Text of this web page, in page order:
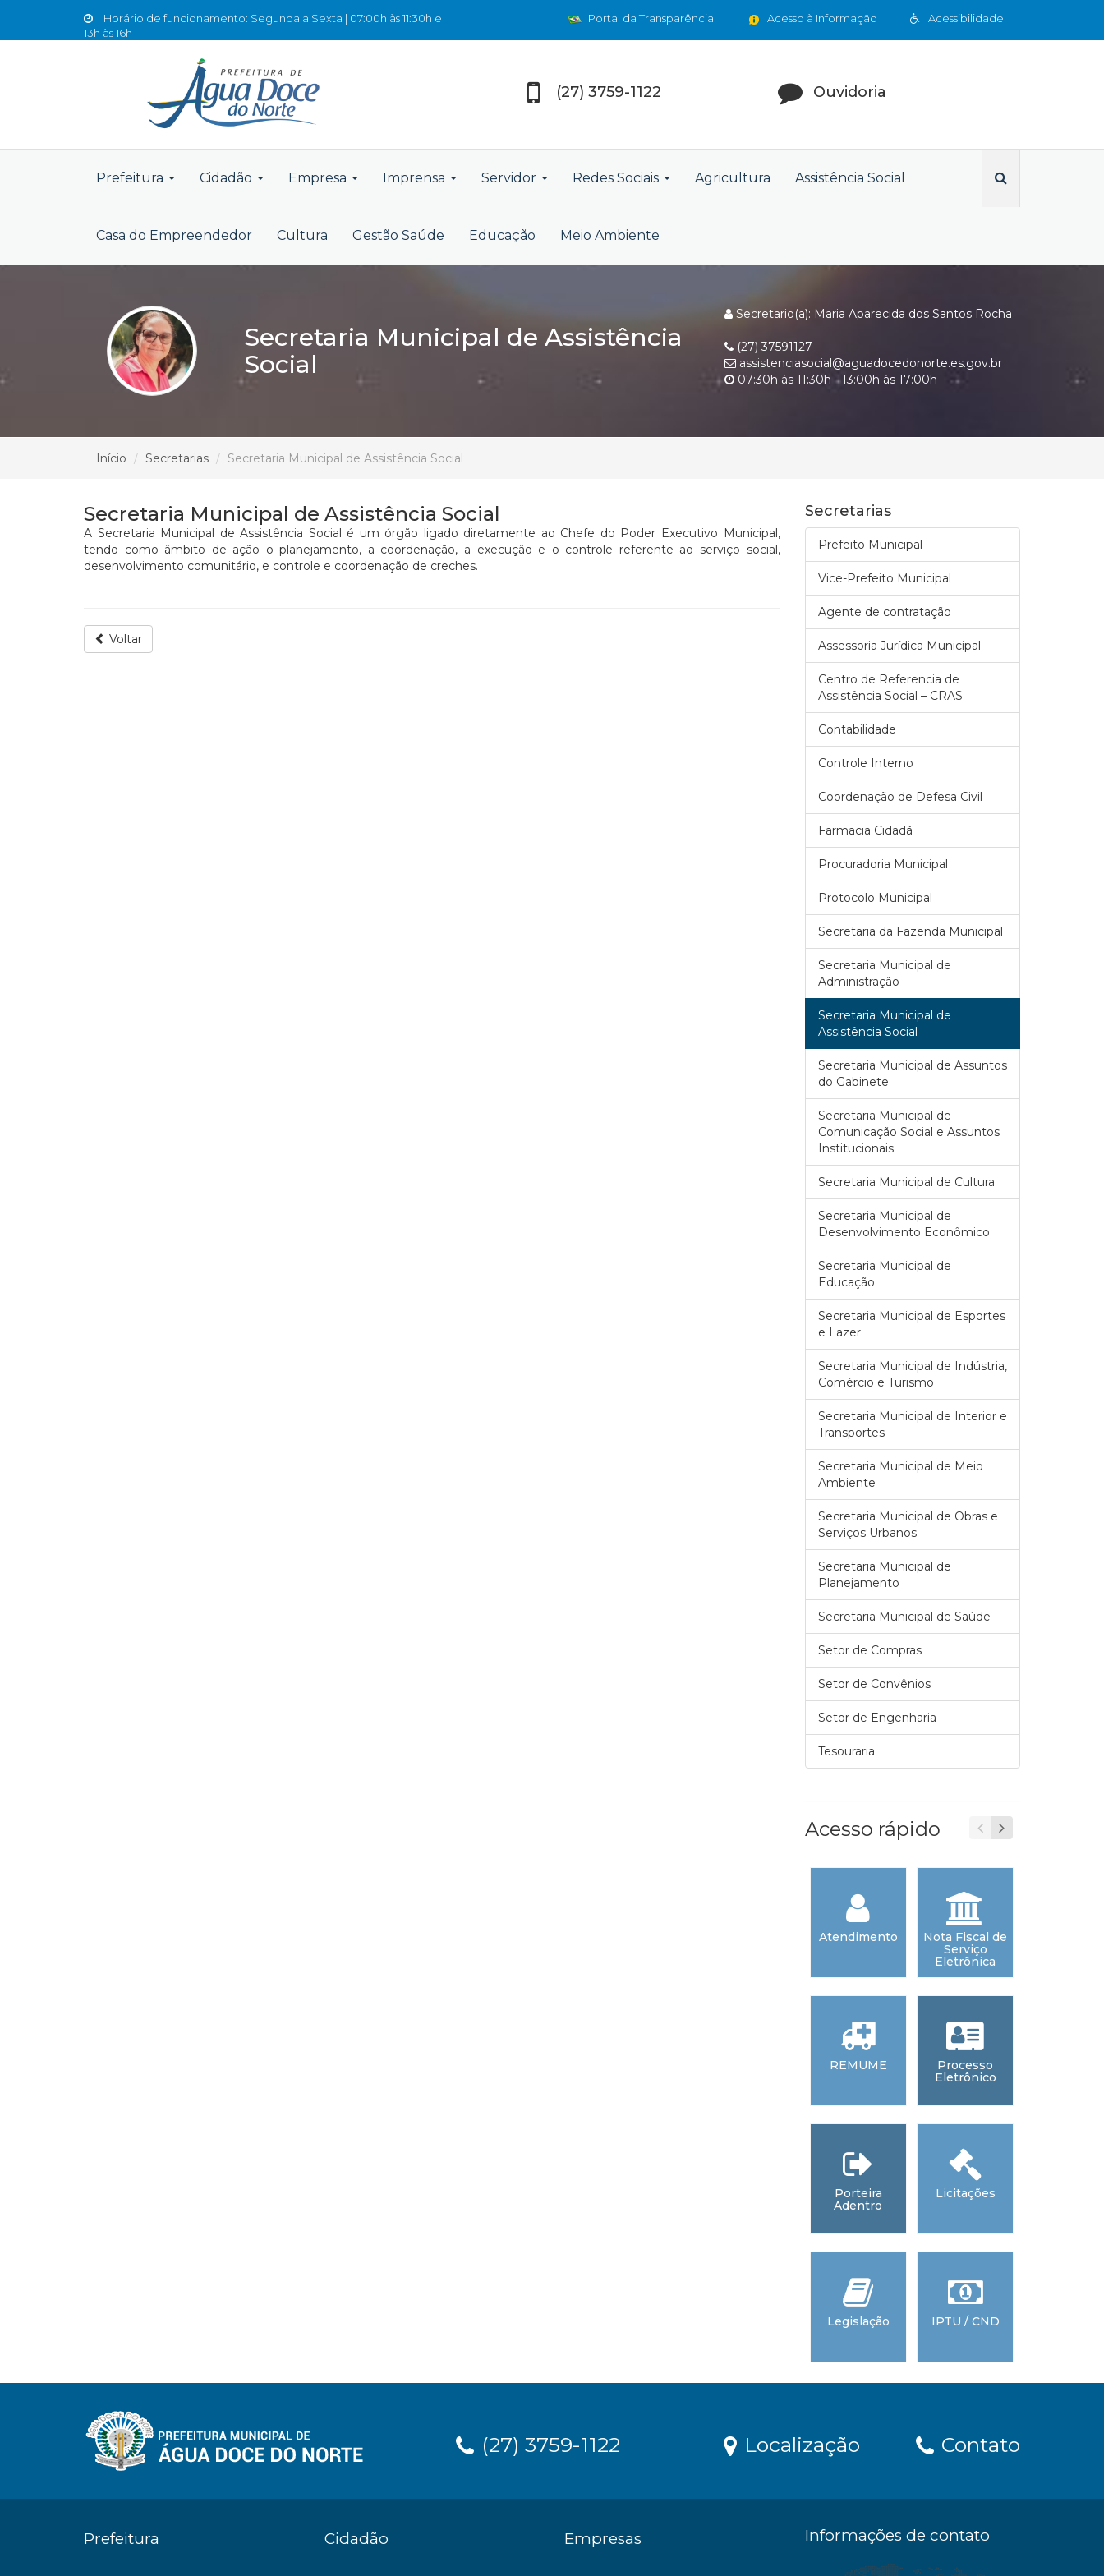
Horário de funcionamento: Segunda a Sexta | 07:00h às 11:30h e
13h às 16h
Acessibilidade
Acesso à Informação
Portal da Transparência
(27) 3759-1122 Ouvidoria
Prefeitura Cidadão Empresa Imprensa Servidor Redes Sociais Agricultura Assistência Social
Casa do Empreendedor Cultura Gestão Saúde Educação Meio Ambiente
Secretaria Municipal de Assistência
Social
Secretario(a): Maria Aparecida dos Santos Rocha
(27) 37591127
assistenciasocial@aguadocedonorte.es.gov.br
07:30h às 11:30h - 13:00h às 17:00h
Início Secretarias Secretaria Municipal de Assistência Social
Secretaria Municipal de Assistência Social
A Secretaria Municipal de Assistência Social é um órgão ligado diretamente ao Chefe do Poder Executivo Municipal,
tendo como âmbito de ação o planejamento, a coordenação, a execução e o controle referente ao serviço social,
desenvolvimento comunitário, e controle e coordenação de creches.
Voltar
Secretarias
Prefeito Municipal
Vice-Prefeito Municipal
Agente de contratação
Assessoria Jurídica Municipal
Centro de Referencia de
Assistência Social – CRAS
Contabilidade
Controle Interno
Coordenação de Defesa Civil
Farmacia Cidadã
Procuradoria Municipal
Protocolo Municipal
Secretaria da Fazenda Municipal
Secretaria Municipal de
Administração
Secretaria Municipal de
Assistência Social
Secretaria Municipal de Assuntos
do Gabinete
Secretaria Municipal de
Comunicação Social e Assuntos
Institucionais
Secretaria Municipal de Cultura
Secretaria Municipal de
Desenvolvimento Econômico
Secretaria Municipal de
Educação
Secretaria Municipal de Esportes
e Lazer
Secretaria Municipal de Indústria,
Comércio e Turismo
Secretaria Municipal de Interior e
Transportes
Secretaria Municipal de Meio
Ambiente
Secretaria Municipal de Obras e
Serviços Urbanos
Secretaria Municipal de
Planejamento
Secretaria Municipal de Saúde
Setor de Compras
Setor de Convênios
Setor de Engenharia
Tesouraria
Acesso rápido
Atendimento
Nota Fiscal de
Serviço
Eletrônica
REMUME
Processo
Eletrônico
Porteira
Adentro
Licitações
Legislação IPTU / CND
(27) 3759-1122 Localização Contato
Prefeitura Cidadão Empresas Informações de contato